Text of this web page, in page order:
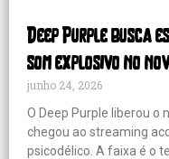
Deep Purple busca
som explosivo no
junho 24, 2026
O Deep Purple liberou o
chegou ao streaming
psicodélico. A faixa é o